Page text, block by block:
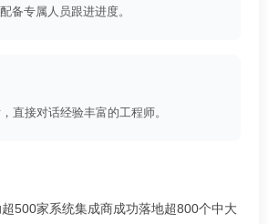
备专属人员跟进进度。
直接对话经验丰富的工程师。
500家系统集成商成功落地超800个中大